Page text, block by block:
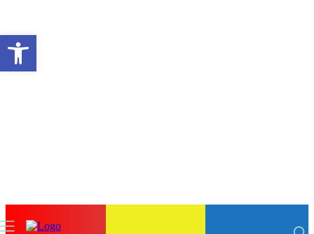
Abrir a barra de ferramentas